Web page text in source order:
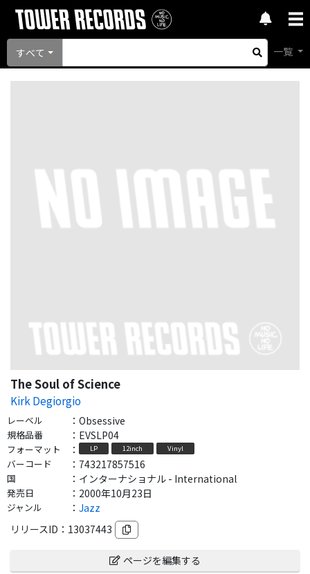
すべて 一覧
The Soul of Science
Kirk Degiorgio
レーベル ： Obsessive
規格品番 ： EVSLP04
フォーマット ： LP 12inch Vinyl
バーコード ： 743217857516
国 ： インターナショナル - International
発売日 ： 2000年10月23日
ジャンル ： Jazz
リリースID： 13037443
ページを編集する